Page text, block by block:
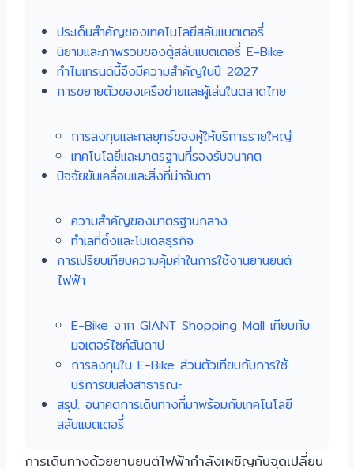
ประเด็นสำคัญของเทคโนโลยีสลับแบตเตอรี่
นิยามและภาพรวมของตู้สลับแบตเตอรี่ E-Bike
ทำไมเทรนด์นี้จึงมีความสำคัญในปี 2027
การขยายตัวของเครือข่ายและผู้เล่นในตลาดไทย
การลงทุนและกลยุทธ์ของผู้ให้บริการรายใหญ่
เทคโนโลยีและมาตรฐานที่รองรับอนาคต
ปัจจัยขับเคลื่อนและสิ่งที่น่าจับตา
ความสำคัญของมาตรฐานกลาง
ทำเลที่ตั้งและโมเดลธุรกิจ
การเปรียบเทียบความคุ้มค่าในการใช้งานยานยนต์
ไฟฟ้า
E-Bike จาก GIANT Shopping Mall เทียบกับ
มอเตอร์ไซค์สันดาป
การลงทุนใน E-Bike ส่วนตัวเทียบกับการใช้
บริการขนส่งสาธารณะ
สรุป: อนาคตการเดินทางที่มาพร้อมกับเทคโนโลยี
สลับแบตเตอรี่
การเดินทางด้วยยานยนต์ไฟฟ้ากำลังเผชิญกับจุดเปลี่ยน